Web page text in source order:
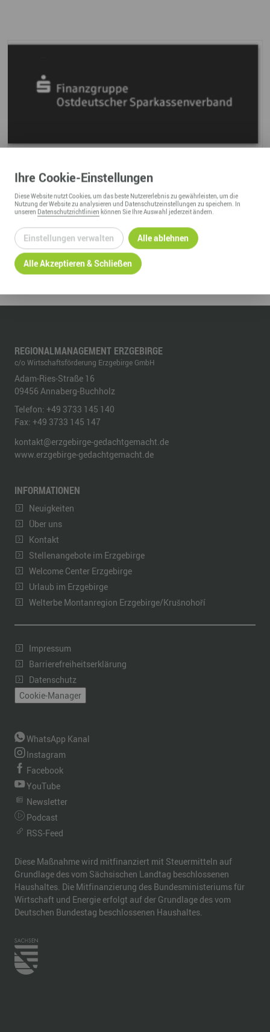
ZURÜCK ZUR ÜBERSICHT
REGIONALMANAGEMENT ERZGEBIRGE
c/o Wirtschaftsförderung Erzgebirge GmbH
Adam-Ries-Straße 16
09456 Annaberg-Buchholz
Telefon: +49 3733 145 140
Fax: +49 3733 145 147
kontakt@erzgebirge-gedachtgemacht.de
www.erzgebirge-gedachtgemacht.de
INFORMATIONEN
Neuigkeiten
Über uns
Kontakt
Stellenangebote im Erzgebirge
Welcome Center Erzgebirge
Urlaub im Erzgebirge
Welterbe Montanregion Erzgebirge/Krušnohoří
Impressum
Barrierefreiheitserklärung
Datenschutz
Cookie-Manager
WhatsApp Kanal
Instagram
Facebook
YouTube
Newsletter
Podcast
RSS-Feed
Diese Maßnahme wird mitfinanziert mit Steuermitteln auf
Grundlage des vom Sächsischen Landtag beschlossenen
Haushaltes. Die Mitfinanzierung des Bundesministeriums für
Wirtschaft und Energie erfolgt auf der Grundlage des vom
Deutschen Bundestag beschlossenen Haushaltes.
Ihre Cookie-Einstellungen
DieseWebsitenutzt Cookies, um das beste Nutzererlebnis zu gewährleisten, um die
Nutzung derWebsitezu analysieren und Datenschutzeinstellungen zu speichern. In
unseren Datenschutzrichtlinien können Sie Ihre Auswahl jederzeit ändern.
Einstellungen verwalten Alle ablehnen
Alle Akzeptieren & Schließen